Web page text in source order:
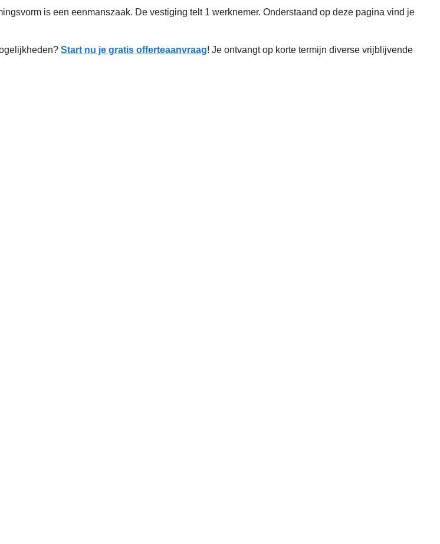
is een eenmanszaak. De vestiging telt 1 werknemer. Onderstaand op deze pagina vind je
Start nu je gratis offerteaanvraag! Je ontvangt op korte termijn diverse vrijblijvende